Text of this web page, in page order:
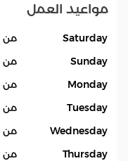
مواعيد العمل
Saturday من
Sunday
من
Monday
من
Tuesday
من
Wednesday
من
Thursday
من